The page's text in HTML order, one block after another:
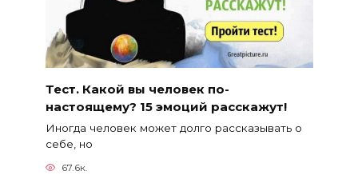
Тест. Какой вы человек по-
настоящему? 15 эмоций расскажут!
Иногда человек может долго рассказывать о
себе, но
67.6к.